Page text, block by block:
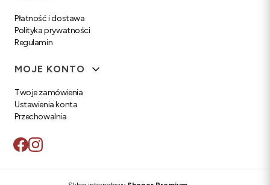
Płatność i dostawa
Polityka prywatności
Regulamin
MOJE KONTO
Twoje zamówienia
Ustawienia konta
Przechowalnia